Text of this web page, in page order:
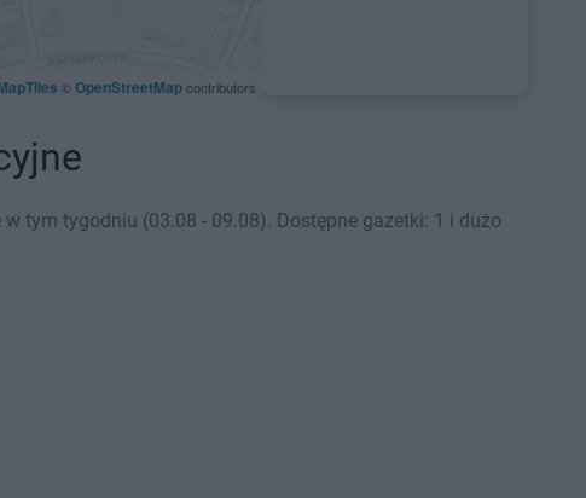
©OpenStreetMapcontributors
tym tygodniu (03.08 - 09.08). Dostępne gazetki: 1 i dużo